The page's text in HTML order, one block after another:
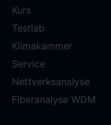
Kurs
Testlab
Klimakammer
Service
Nettverksanalyse
Fiberanalyse WDM